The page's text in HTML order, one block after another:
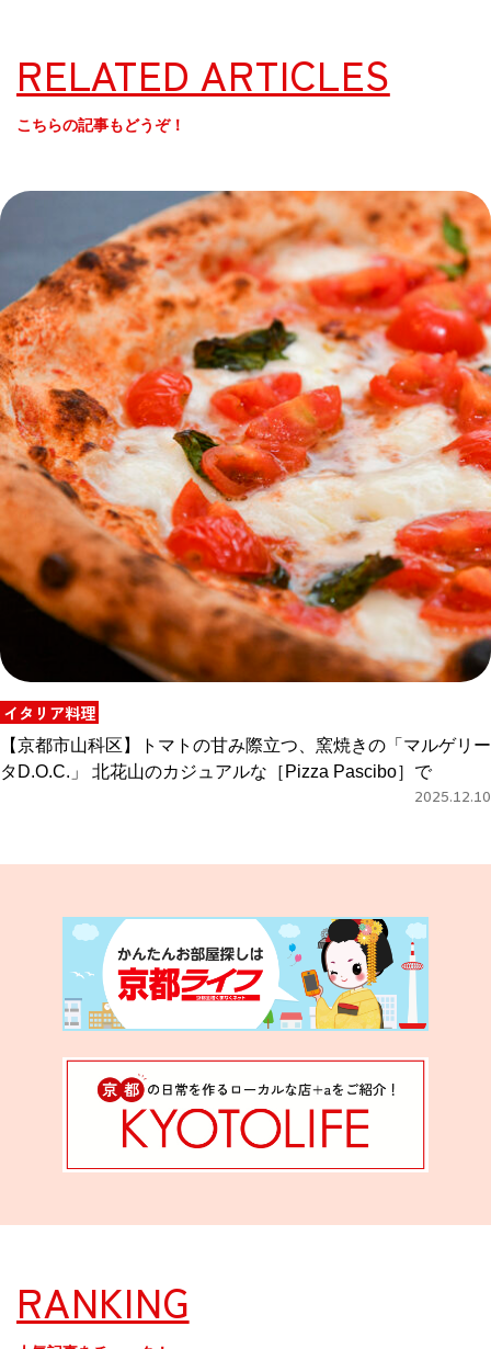
RELATED ARTICLES
こちらの記事もどうぞ！
イタリア料理
【京都市山科区】トマトの甘み際立つ、窯焼きの「マルゲリー
タD.O.C.」 北花山のカジュアルな［Pizza Pascibo］で
2025.12.10
RANKING